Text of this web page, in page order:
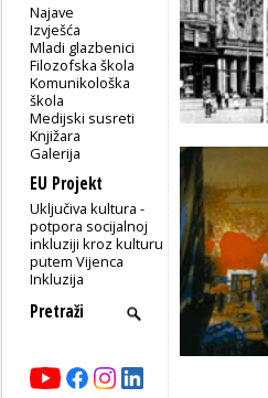
Najave
Izvješća
Mladi glazbenici
Filozofska škola
Komunikološka
škola
Medijski susreti
Knjižara
Galerija
EU Projekt
Uključiva kultura -
potpora socijalnoj
inkluziji kroz kulturu
putem Vijenca
Inkluzija